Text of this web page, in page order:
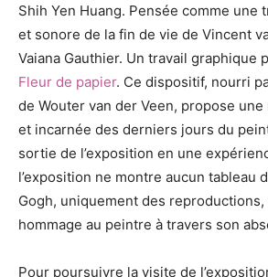
Shih Yen Huang. Pensée comme une
et sonore de la fin de vie de Vincent
Vaiana Gauthier. Un travail graphique
Fleur de papier. Ce dispositif, nourri
de Wouter van der Veen, propose
et incarnée des derniers jours du
sortie de l’exposition en une
l’exposition ne montre aucun tableau
Gogh, uniquement des
hommage au peintre à travers son
Pour poursuivre la visite de